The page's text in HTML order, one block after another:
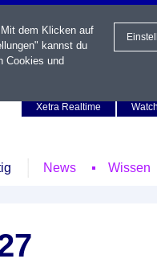
Xetra Realtime
News Wissen
dem Klicken auf
kannst du
Cookies und